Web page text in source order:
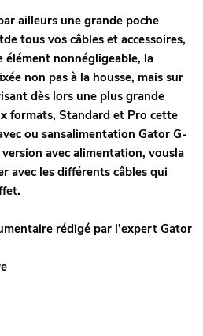
ailleurs une grande poche
tous vos câbles et accessoires,
nonnégligeable, la
non pas à la housse, mais sur
dès lors une plus grande
formats, Standard et Pro cette
ou sansalimentation Gator G-
avec alimentation, vousla
avec les différents câbles qui
rédigé par l’expert Gator